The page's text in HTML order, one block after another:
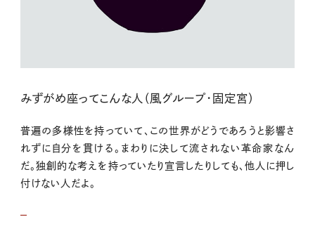
みずがめ座ってこんな人（風グループ・固定宮）
普遍の多様性を持っていて、この世界がどうであろうと影響さ
れずに自分を貫ける。まわりに決して流されない革命家なん
だ。独創的な考えを持っていたり宣言したりしても、他人に押し
付けない人だよ。